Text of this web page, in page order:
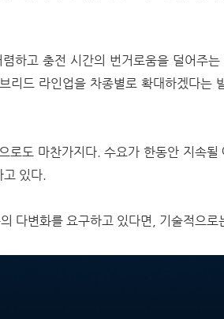
하고 충전 시간의 번거로움을 덜어주
리드 라인업을 차종별로 확대하겠다는
로도 마찬가지다. 수요가 한동안 지속
고 있다.
다변화를 요구하고 있다면, 기술적으로